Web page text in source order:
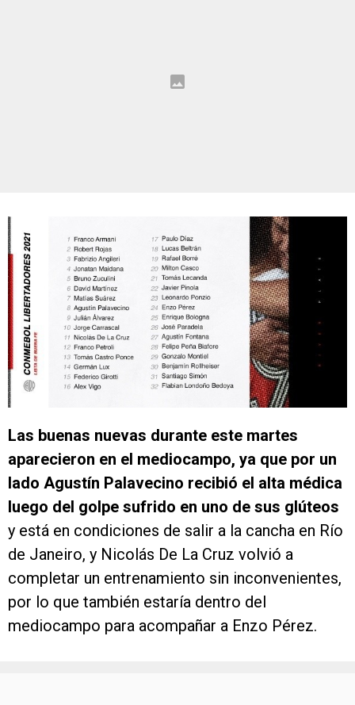
Las buenas nuevas durante este martes
aparecieron en el mediocampo, ya que por un
lado Agustín Palavecino recibió el alta médica
luego del golpe sufrido en uno de sus glúteos
y está en condiciones de salir a la cancha en Río
de Janeiro, y Nicolás De La Cruz volvió a
completar un entrenamiento sin inconvenientes,
por lo que también estaría dentro del
mediocampo para acompañar a Enzo Pérez.